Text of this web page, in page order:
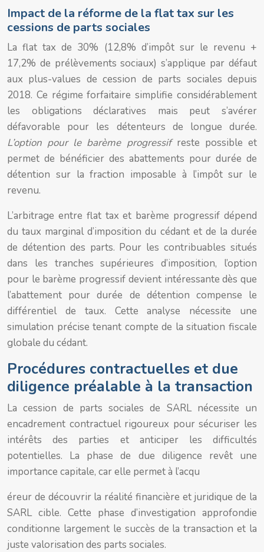
Impact de la réforme de la flat tax sur les
cessions de parts sociales
La flat tax de 30% (12,8% d’impôt sur le revenu +
17,2% de prélèvements sociaux) s’applique par défaut
aux plus-values de cession de parts sociales depuis
2018. Ce régime forfaitaire simplifie considérablement
les obligations déclaratives mais peut s’avérer
défavorable pour les détenteurs de longue durée.
L’option pour le barème progressif reste possible et
permet de bénéficier des abattements pour durée de
détention sur la fraction imposable à l’impôt sur le
revenu.
L’arbitrage entre flat tax et barème progressif dépend
du taux marginal d’imposition du cédant et de la durée
de détention des parts. Pour les contribuables situés
dans les tranches supérieures d’imposition, l’option
pour le barème progressif devient intéressante dès que
l’abattement pour durée de détention compense le
différentiel de taux. Cette analyse nécessite une
simulation précise tenant compte de la situation fiscale
globale du cédant.
Procédures contractuelles et due
diligence préalable à la transaction
La cession de parts sociales de SARL nécessite un
encadrement contractuel rigoureux pour sécuriser les
intérêts des parties et anticiper les difficultés
potentielles. La phase de due diligence revêt une
importance capitale, car elle permet à l’acqu
éreur de découvrir la réalité financière et juridique de la
SARL cible. Cette phase d’investigation approfondie
conditionne largement le succès de la transaction et la
juste valorisation des parts sociales.